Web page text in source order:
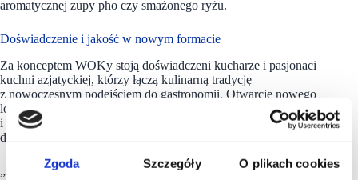
Zgoda Szczegóły O plikach cookies
aromatycznej zupy pho czy smażonego ryżu.
Doświadczenie i jakość w nowym formacie
Za konceptem WOKy stoją doświadczeni kucharze i pasjonaci
kuchni azjatyckiej, którzy łączą kulinarną tradycję
z nowoczesnym podejściem do gastronomii. Otwarcie nowego
lokalu w Kielcach potwierdza dynamiczny rozwój konceptu
i rosnące zainteresowanie nowoczesną kuchnią azjatycką
dostępną na co dzień.
„Jesteśmy dumni, że możemy zacząć nowy rozdział w historii